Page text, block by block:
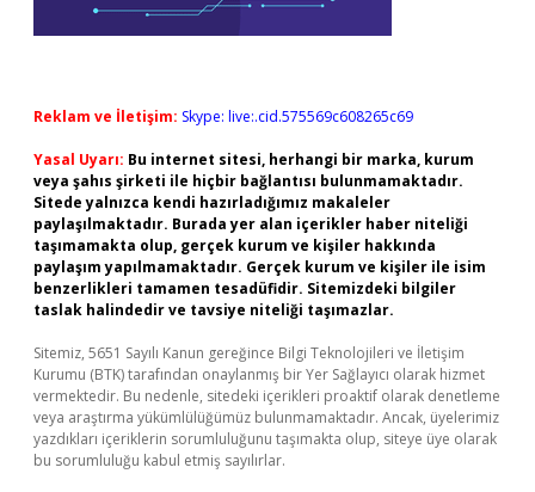
Reklam ve İletişim: Skype: live:.cid.575569c608265c69
Yasal Uyarı: Bu internet sitesi, herhangi bir marka, kurum
veya şahıs şirketi ile hiçbir bağlantısı bulunmamaktadır.
Sitede yalnızca kendi hazırladığımız makaleler
paylaşılmaktadır. Burada yer alan içerikler haber niteliği
taşımamakta olup, gerçek kurum ve kişiler hakkında
paylaşım yapılmamaktadır. Gerçek kurum ve kişiler ile isim
benzerlikleri tamamen tesadüfidir. Sitemizdeki bilgiler
taslak halindedir ve tavsiye niteliği taşımazlar.
Sitemiz, 5651 Sayılı Kanun gereğince Bilgi Teknolojileri ve İletişim
Kurumu (BTK) tarafından onaylanmış bir Yer Sağlayıcı olarak hizmet
vermektedir. Bu nedenle, sitedeki içerikleri proaktif olarak denetleme
veya araştırma yükümlülüğümüz bulunmamaktadır. Ancak, üyelerimiz
yazdıkları içeriklerin sorumluluğunu taşımakta olup, siteye üye olarak
bu sorumluluğu kabul etmiş sayılırlar.